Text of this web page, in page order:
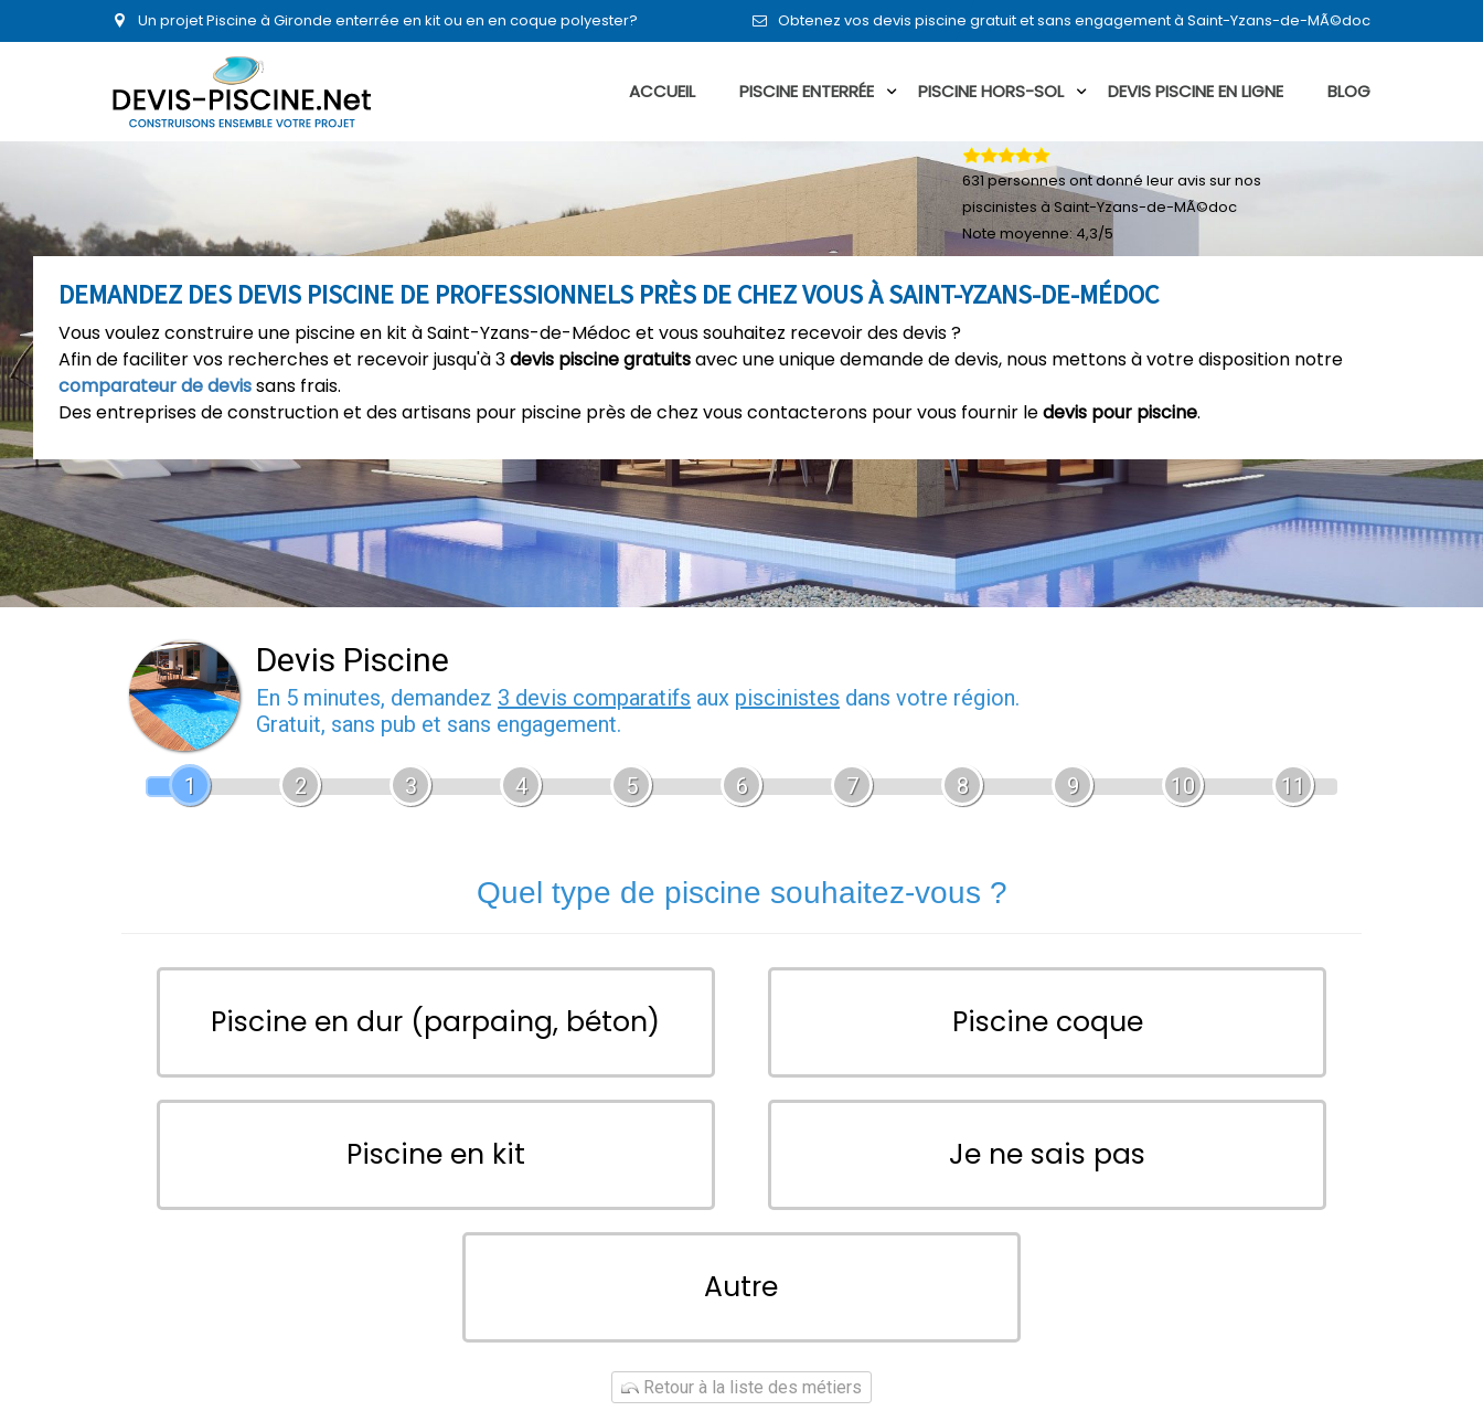
Un projet Piscine à Gironde enterrée en kit ou en en coque polyester? Obtenez vos devis piscine gratuit et sans engagement à Saint-Yzans-de-MÃ©doc
ACCUEIL PISCINE ENTERRÉE PISCINE HORS-SOL DEVIS PISCINE EN LIGNE BLOG
DEMANDEZ DES DEVIS PISCINE DE PROFESSIONNELS PRÈS DE CHEZ VOUS À SAINT-YZANS-DE-MÉDOC
Vous voulez construire une piscine en kit à Saint-Yzans-de-Médoc et vous souhaitez recevoir des devis ?
Afin de faciliter vos recherches et recevoir jusqu'à 3devis piscine gratuitsavec une unique demande de devis, nous mettons à votre disposition notre
comparateur de devissans frais.
Des entreprises de construction et des artisans pour piscine près de chez vous contacterons pour vous fournir ledevis pour piscine.
631personnes ont donné leuravis sur nos
piscinistes à Saint-Yzans-de-MÃ©doc
Note moyenne:4,3/5
Devis Piscine
En 5 minutes, demandez 3 devis comparatifs aux piscinistes dans votre région.
Gratuit, sans pub et sans engagement.
1 2 3 4 5 6 7 8 9 10 11
Quel type de piscine souhaitez-vous ?
Piscine en dur (parpaing, béton) Piscine coque
Piscine en kit Je ne sais pas
Autre
Retour à la liste des métiers